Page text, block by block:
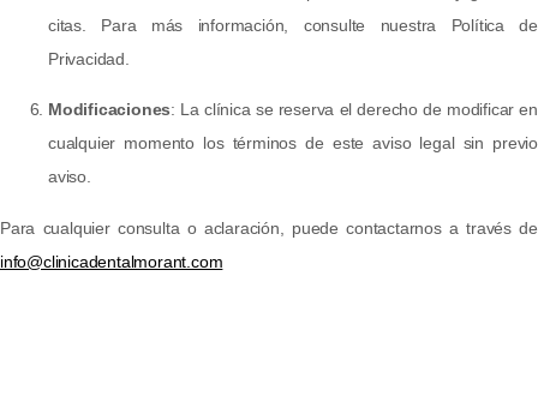
citas. Para más información, consulte nuestra Política de
Privacidad.
Modificaciones: La clínica se reserva el derecho de modificar en
cualquier momento los términos de este aviso legal sin previo
aviso.
Para cualquier consulta o aclaración, puede contactarnos a través de
info@clinicadentalmorant.com